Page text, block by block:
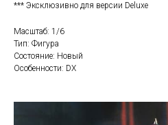
*** Эксклюзивно для версии Deluxe
Масштаб: 1/6
Тип: Фигура
Состояние: Новый
Особенности: DX